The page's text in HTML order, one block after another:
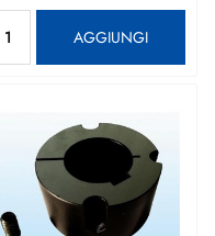
AGGIUNGI